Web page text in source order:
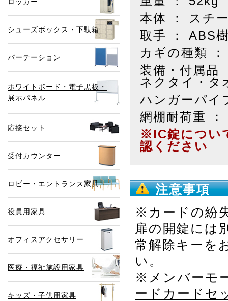
シューズボックス・下駄箱
パーテーション
ホワイトボード・電子黒板・
展示パネル
応接セット
受付カウンター
ロビー・エントランス家具
役員用家具
オフィスアクセサリー
医療・福祉施設用家具
キッズ・子供用家具
本体 ： スチ
取手 ： ABS
カギの種類
装備・付属品
ネクタイ・タ
ハンガーパイ
網棚耐荷重
※IC錠につい
認ください
注意事項
※カードの紛
扉の開錠には
常解除キーを
い。
※メンバーモ
ードカードセ